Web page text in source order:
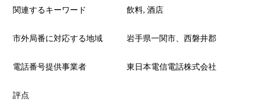
関連するキーワード 飲料, 酒店
市外局番に対応する地域 岩手県一関市、西磐井郡
電話番号提供事業者 東日本電信電話株式会社
評点